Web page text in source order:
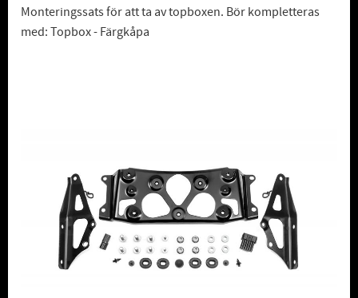
Monteringssats för att ta av topboxen. Bör kompletteras
med: Topbox - Färgkåpa